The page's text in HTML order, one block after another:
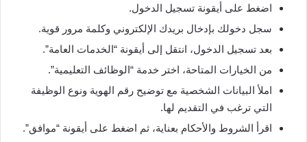
اضغط على أيقونة تسجيل الدخول.
سجل دخولك بإدخال بريدك الإلكتروني وكلمة مرور قوية.
بعد تسجيل الدخول، انتقل إلى أيقونة “الخدمات العامة”.
من الخيارات المتاحة، اختر خدمة “الوظائف التعليمية”.
املأ البيانات الشخصية مع توضيح رقم الهوية ونوع الوظيفة
التي ترغب في التقديم لها.
اقرأ الشروط والأحكام بعناية، ثم اضغط على أيقونة “موافق”.